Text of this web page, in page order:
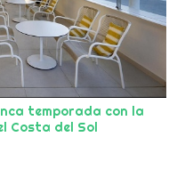
temporada con la
Costa del Sol